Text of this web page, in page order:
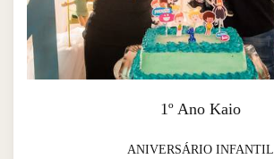
1º Ano Kaio
ANIVERSÁRIO INFANTIL